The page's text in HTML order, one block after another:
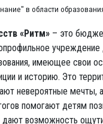
в области
«Ритм» – это
учреждение
имеющее свои
и историю. Это
невероятные мечты,
помогают детям
дают возможность